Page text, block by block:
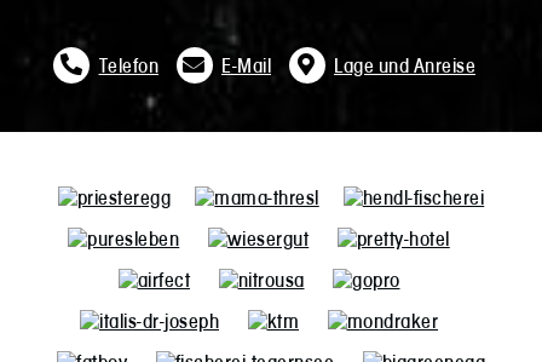
Telefon E-Mail Lage und Anreise